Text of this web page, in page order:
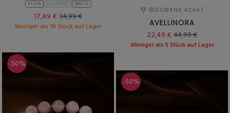
KLEIN BREITE
17,49 € 34,99 €
Weniger als 10 Stück auf Lager
BOTSWANA ACHAT
AVELLINORA
22,49 € 44,99 €
Weniger als 5 Stück auf Lager
-50%
-50%